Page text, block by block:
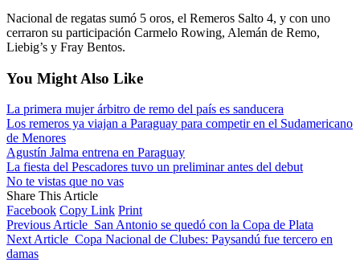
Nacional de regatas sumó 5 oros, el Remeros Salto 4, y con uno
cerraron su participación Carmelo Rowing, Alemán de Remo,
Liebig’s y Fray Bentos.
You Might Also Like
La primera mujer árbitro de remo del país es sanducera
Los remeros ya viajan a Paraguay para competir en el Sudamericano
de Menores
Agustín Jalma entrena en Paraguay
La fiesta del Pescadores tuvo un preliminar antes del debut
No te vistas que no vas
Share This Article
Facebook Copy Link Print
Previous Article San Antonio se quedó con la Copa de Plata
Next Article Copa Nacional de Clubes: Paysandú fue tercero en
damas